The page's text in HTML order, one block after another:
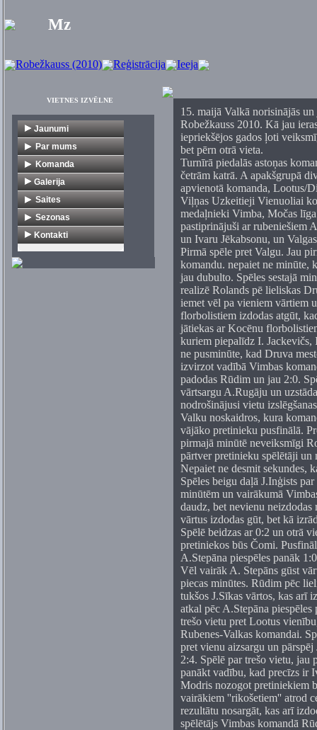
Mz
Robežkauss (2010) Reģistrācija Ieeja
VIETNES IZVĒLNE
Jaunumi
Par mums
Vēsture
Dokumenti
Citi turnīri
Komanda
V1
Veterāni
Galerija
Saites
Florbola organizācijas
Mediji
Klubi
Komercija
Sezonas
1. līga
2. līga
Veterāni
Kontakti
15. maijā Valkā norisinājās
Robežkauss 2010. Kā jau
iepriekšējos gados ļoti
bet pērn otrā vieta.
Turnīrā piedalās astoņas
četrām katrā. A apakšgrupā
apvienotā komanda, Lootus/
Viļņas Uzkeitieji Vienuoliai
medaļnieki Vimba, Močas
pastiprinājuši ar rubeniešiem
un Ivaru Jēkabsonu, un
Pirmā spēle pret Valgu. Jau
komandu. nepaiet ne minūte,
jau dubulto. Spēles sestajā
realizē Rolands pē lieliskas
iemet vēl pa vieniem vārtiem
florbolistiem izdodas atgūt,
jātiekas ar Kocēnu
kuriem piepalīdz I. Jackevičs,
ne pusminūte, kad Druva
izvirzot vadībā Vimbas
padodas Rūdim un jau 2:0.
vārtsargu A.Rugāju un
nodrošinājusi vietu
Valku noskaidros, kura
vājāko pretinieku pusfinālā.
pirmajā minūtē neveiksmīgi
pārtver pretinieku spēlētāji un
Nepaiet ne desmit sekundes,
Spēles beigu daļā J.Inģists
minūtēm un vairākumā
daudz, bet nevienu neizdodas
vārtus izdodas gūt, bet kā
Spēlē beidzas ar 0:2 un otrā
pretiniekos būs Čomi.
A.Stepāna piespēles panāk
Vēl vairāk A. Stepāns gūst
piecas minūtes. Rūdim pēc
tukšos J.Sīkas vārtos, kas arī
atkal pēc A.Stepāna
trešo vietu pret Lootus
Rubenes-Valkas komandai.
pret vienu aizsargu un
2:4. Spēlē par trešo vietu, jau
panākt vadību, kad precīzs ir
Modris nozogot pretiniekiem
vairākiem ''rikošetiem'' atrod
rezultātu nosargāt, kas arī
spēlētājs Vimbas komandā